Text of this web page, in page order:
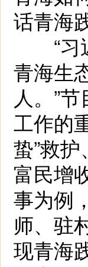
话青海
“习
青海生
人。”
工作的
蛰”救
富民增
事为例
师、驻
现青海